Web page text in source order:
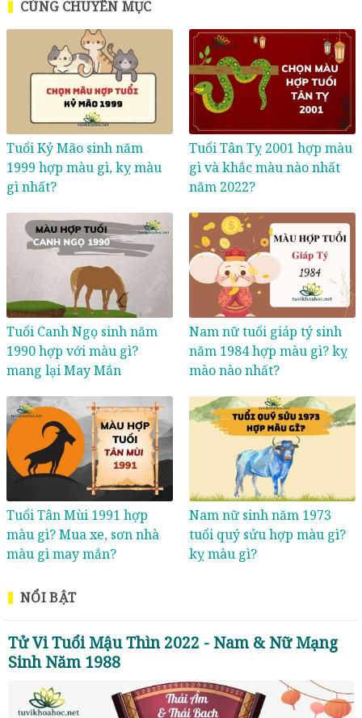
CÙNG CHUYÊN MỤC
Tuổi Kỷ Mão sinh năm
1999 hợp màu gì, kỵ màu
gì nhất?
Tuổi Tân Tỵ 2001 hợp màu
gì và khắc màu nào nhất
năm 2022?
Tuổi Canh Ngọ sinh năm
1990 hợp với màu gì?
mang lại May Mắn
Nam nữ tuổi giáp tý sinh
năm 1984 hợp màu gì? kỵ
mào nào nhất?
Tuổi Tân Mùi 1991 hợp
màu gì? Mua xe, sơn nhà
màu gì may mắn?
Nam nữ sinh năm 1973
tuổi quý sửu hợp màu gì?
kỵ màu gì?
NỔI BẬT
Tử Vi Tuổi Mậu Thìn 2022 - Nam & Nữ Mạng
Sinh Năm 1988